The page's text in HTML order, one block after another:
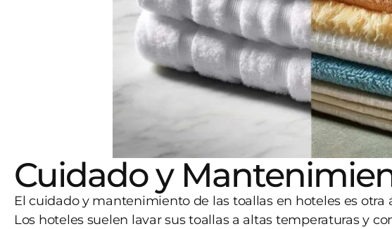
Cuidado y
El cuidado y mantenimiento de las toallas en hoteles es otra
Los hoteles suelen lavar sus toallas a altas temperaturas y